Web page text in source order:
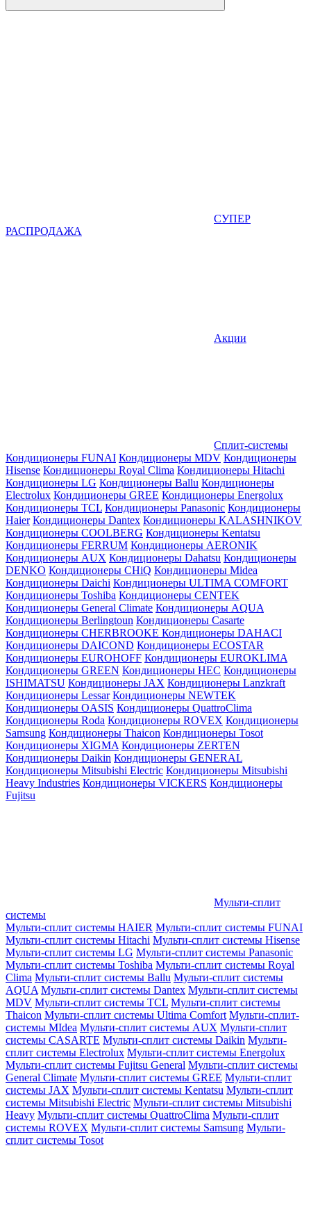
СУПЕР
РАСПРОДАЖА
Акции
Сплит-системы
Кондиционеры FUNAI Кондиционеры MDV Кондиционеры
Hisense Кондиционеры Royal Clima Кондиционеры Hitachi
Кондиционеры LG Кондиционеры Ballu Кондиционеры
Electrolux Кондиционеры GREE Кондиционеры Energolux
Кондиционеры TCL Кондиционеры Panasonic Кондиционеры
Haier Кондиционеры Dantex Кондиционеры KALASHNIKOV
Кондиционеры СOOLBERG Кондиционеры Kentatsu
Кондиционеры FERRUM Кондиционеры AERONIK
Кондиционеры AUX Кондиционеры Dahatsu Кондиционеры
DENKO Кондиционеры CHiQ Кондиционеры Midea
Кондиционеры Daichi Кондиционеры ULTIMA COMFORT
Кондиционеры Toshiba Кондиционеры CENTEK
Кондиционеры General Climate Кондиционеры AQUA
Кондиционеры Berlingtoun Кондиционеры Casarte
Кондиционеры CHERBROOKE Кондиционеры DAHACI
Кондиционеры DAICOND Кондиционеры ECOSTAR
Кондиционеры EUROHOFF Кондиционеры EUROKLIMA
Кондиционеры GREEN Кондиционеры HEC Кондиционеры
ISHIMATSU Кондиционеры JAX Кондиционеры Lanzkraft
Кондиционеры Lessar Кондиционеры NEWTEK
Кондиционеры OASIS Кондиционеры QuattroClima
Кондиционеры Roda Кондиционеры ROVEX Кондиционеры
Samsung Кондиционеры Thaicon Кондиционеры Tosot
Кондиционеры XIGMA Кондиционеры ZERTEN
Кондиционеры Daikin Кондиционеры GENERAL
Кондиционеры Mitsubishi Electric Кондиционеры Mitsubishi
Heavy Industries Кондиционеры VICKERS Кондиционеры
Fujitsu
Мульти-сплит
системы
Мульти-сплит системы HAIER Мульти-сплит системы FUNAI
Мульти-сплит системы Hitachi Мульти-сплит системы Hisense
Мульти-сплит системы LG Мульти-сплит системы Panasonic
Мульти-сплит системы Toshiba Мульти-сплит системы Royal
Clima Мульти-сплит системы Ballu Мульти-сплит системы
AQUA Мульти-сплит системы Dantex Мульти-сплит системы
MDV Мульти-сплит системы TCL Мульти-сплит системы
Thaicon Мульти-сплит системы Ultima Comfort Мульти-сплит-
системы MIdea Мульти-сплит системы AUX Мульти-сплит
системы CASARTE Мульти-сплит системы Daikin Мульти-
сплит системы Electrolux Мульти-сплит системы Energolux
Мульти-сплит системы Fujitsu General Мульти-сплит системы
General Climate Мульти-сплит системы GREE Мульти-сплит
системы JAX Мульти-сплит системы Kentatsu Мульти-сплит
системы Mitsubishi Electric Мульти-сплит системы Mitsubishi
Heavy Мульти-сплит системы QuattroClima Мульти-сплит
системы ROVEX Мульти-сплит системы Samsung Мульти-
сплит системы Tosot